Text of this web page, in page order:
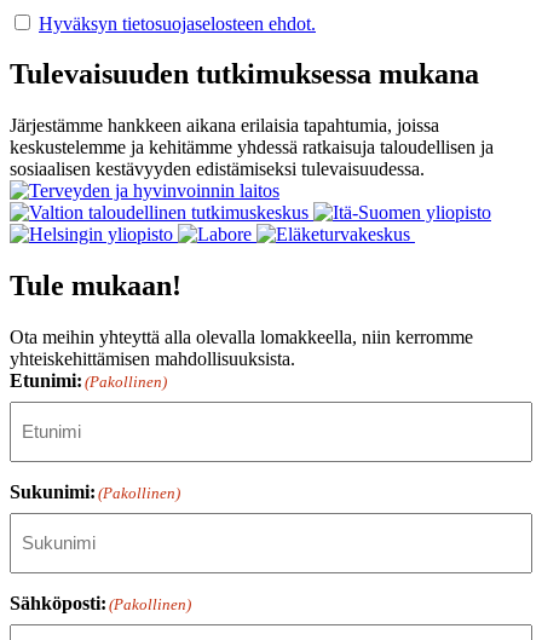
Hyväksyn tietosuojaselosteen ehdot.
Tulevaisuuden tutkimuksessa mukana
Järjestämme hankkeen aikana erilaisia tapahtumia, joissa
keskustelemme ja kehitämme yhdessä ratkaisuja taloudellisen ja
sosiaalisen kestävyyden edistämiseksi tulevaisuudessa.
Tule mukaan!
Ota meihin yhteyttä alla olevalla lomakkeella, niin kerromme
yhteiskehittämisen mahdollisuuksista.
Etunimi: (Pakollinen)
Sukunimi: (Pakollinen)
Sähköposti: (Pakollinen)